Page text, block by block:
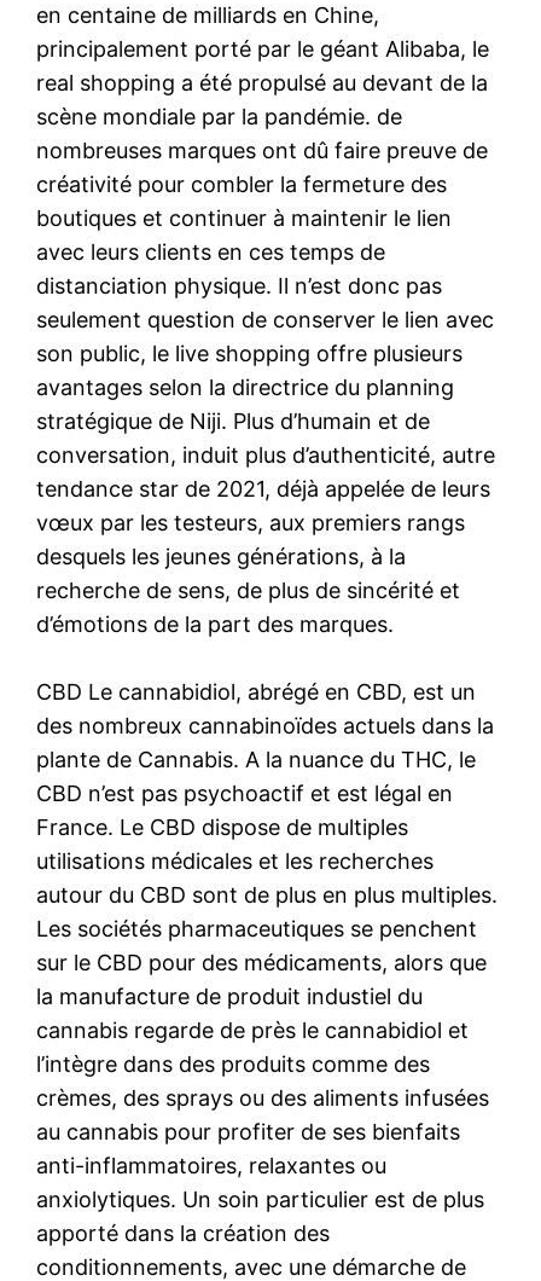
en centaine de milliards en Chine,
principalement porté par le géant Alibaba, le
real shopping a été propulsé au devant de la
scène mondiale par la pandémie. de
nombreuses marques ont dû faire preuve de
créativité pour combler la fermeture des
boutiques et continuer à maintenir le lien
avec leurs clients en ces temps de
distanciation physique. Il n’est donc pas
seulement question de conserver le lien avec
son public, le live shopping offre plusieurs
avantages selon la directrice du planning
stratégique de Niji. Plus d’humain et de
conversation, induit plus d’authenticité, autre
tendance star de 2021, déjà appelée de leurs
vœux par les testeurs, aux premiers rangs
desquels les jeunes générations, à la
recherche de sens, de plus de sincérité et
d’émotions de la part des marques.
CBD Le cannabidiol, abrégé en CBD, est un
des nombreux cannabinoïdes actuels dans la
plante de Cannabis. A la nuance du THC, le
CBD n’est pas psychoactif et est légal en
France. Le CBD dispose de multiples
utilisations médicales et les recherches
autour du CBD sont de plus en plus multiples.
Les sociétés pharmaceutiques se penchent
sur le CBD pour des médicaments, alors que
la manufacture de produit industiel du
cannabis regarde de près le cannabidiol et
l’intègre dans des produits comme des
crèmes, des sprays ou des aliments infusées
au cannabis pour profiter de ses bienfaits
anti-inflammatoires, relaxantes ou
anxiolytiques. Un soin particulier est de plus
apporté dans la création des
conditionnements, avec une démarche de